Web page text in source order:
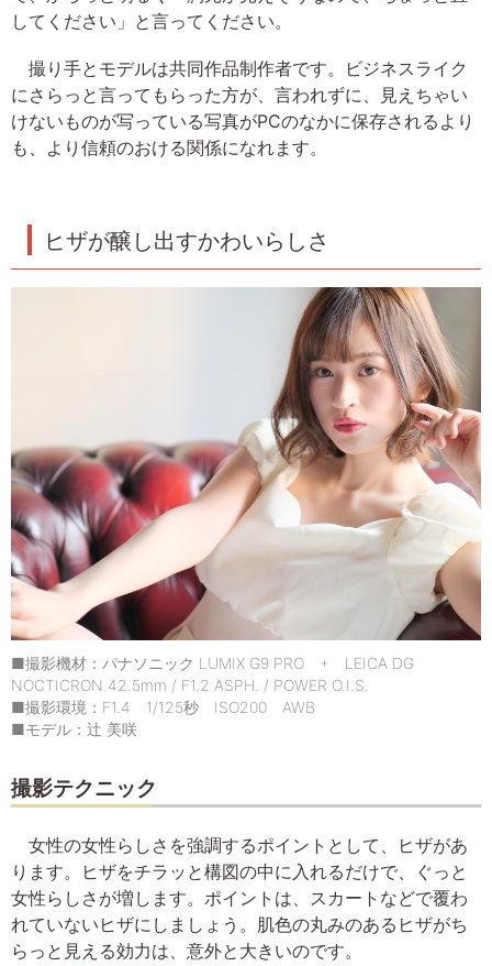
してください」と言ってください。
撮り手とモデルは共同作品制作者です。ビジネスライク
にさらっと言ってもらった方が、言われずに、見えちゃい
けないものが写っている写真がPCのなかに保存されるより
も、より信頼のおける関係になれます。
ヒザが醸し出すかわいらしさ
■撮影機材：パナソニック LUMIX G9 PRO + LEICA DG
NOCTICRON 42.5mm / F1.2 ASPH. / POWER O.I.S.
■撮影環境：F1.4 1/125秒 ISO200 AWB
■モデル：辻 美咲
撮影テクニック
女性の女性らしさを強調するポイントとして、ヒザがあ
ります。ヒザをチラッと構図の中に入れるだけで、ぐっと
女性らしさが増します。ポイントは、スカートなどで覆わ
れていないヒザにしましょう。肌色の丸みのあるヒザがち
らっと見える効力は、意外と大きいのです。